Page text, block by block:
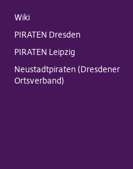
Wiki
PIRATEN Dresden
PIRATEN Leipzig
Neustadtpiraten (Dresdener
Ortsverband)